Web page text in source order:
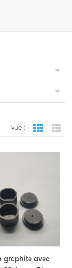
vue : vue de
graphite avec